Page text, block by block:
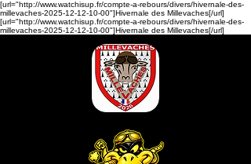
[url="http://www.watchisup.fr/compte-a-rebours/divers/hivernale-des-
millevaches-2025-12-12-10-00"]Hivernale des Millevaches[/url]
[url="http://www.watchisup.fr/compte-a-rebours/divers/hivernale-des-
millevaches-2025-12-12-10-00"]Hivernale des Millevaches[/url]